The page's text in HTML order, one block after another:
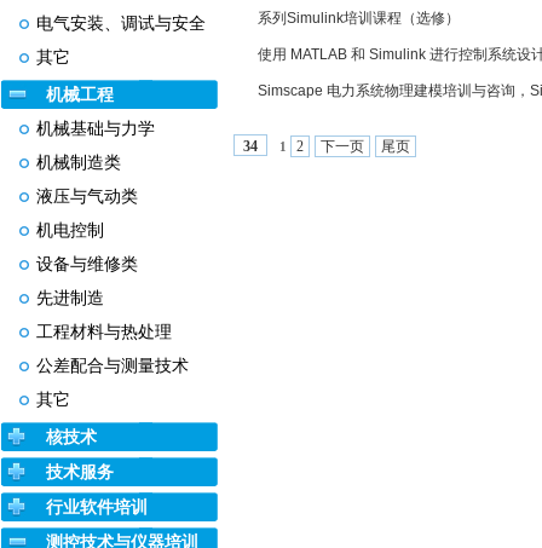
电气安装、调试与安全
其它
机械工程
机械基础与力学
机械制造类
液压与气动类
机电控制
设备与维修类
先进制造
工程材料与热处理
公差配合与测量技术
其它
核技术
技术服务
行业软件培训
测控技术与仪器培训
系列Simulink培训课程（选修）
使用 MATLAB 和 Simulink 进行控制系统设
Simscape 电力系统物理建模培训与咨询，
34 1 2 下一页 尾页